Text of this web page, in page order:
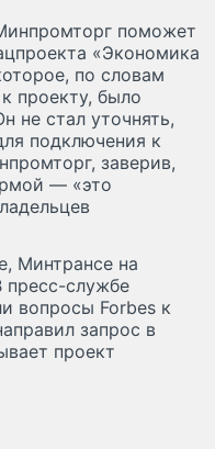
поможет
«Экономика
по словам
проекту, было
не стал уточнять,
подключения к
заверив,
— «это
Минтрансе на
пресс-службе
вопросы Forbes к
запрос в
проект